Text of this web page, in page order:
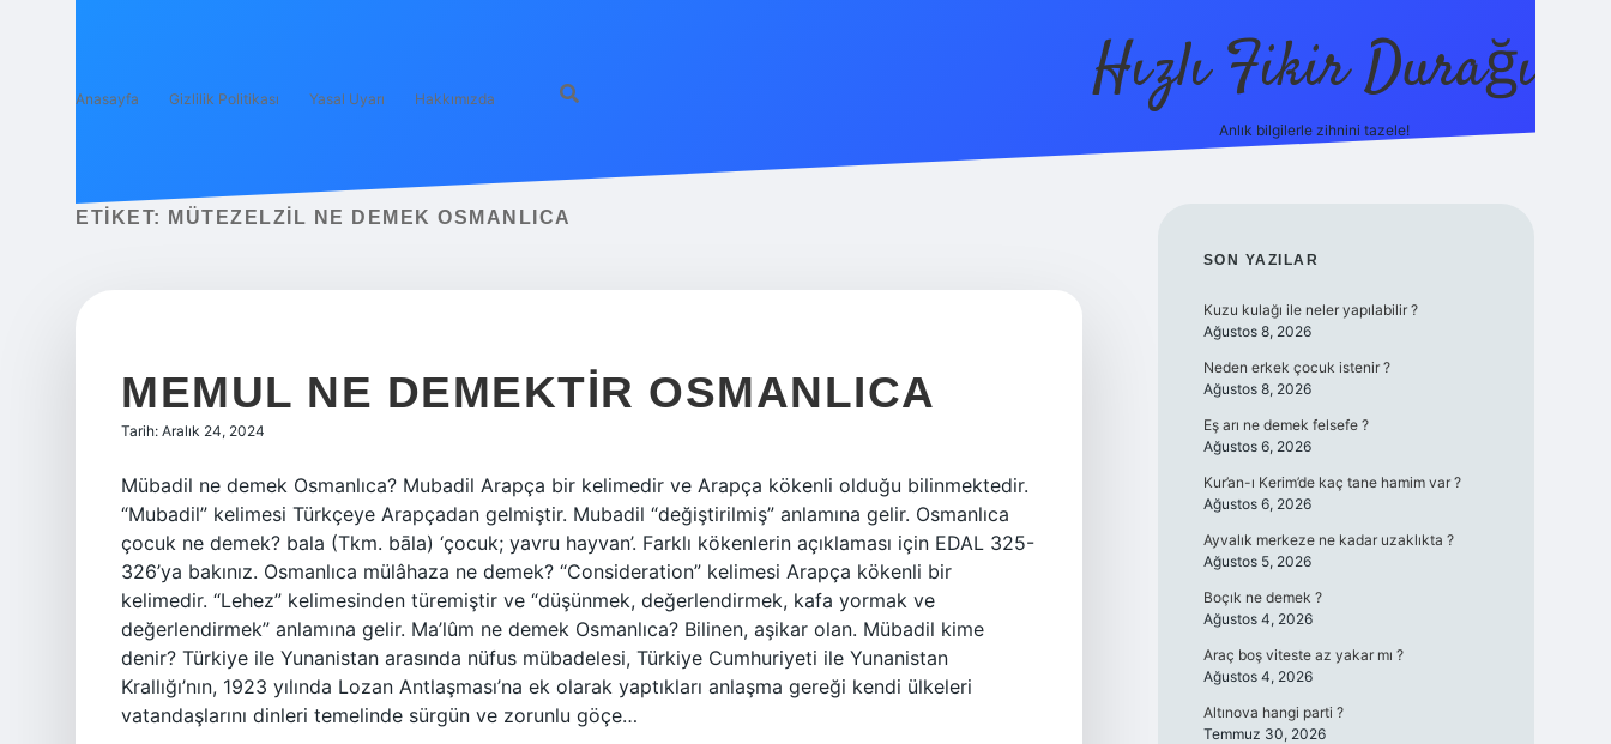
Anasayfa Gizlilik Politikası Yasal Uyarı Hakkımızda Hızlı Fikir Durağı
Anlık bilgilerle zihnini tazele!
ETIKET: MÜTEZELZIL NE DEMEK OSMANLICA
MEMUL NE DEMEKTIR OSMANLICA
Tarih: Aralık 24, 2024
Mübadil ne demek Osmanlıca? Mubadil Arapça bir kelimedir ve Arapça kökenli olduğu bilinmektedir.
“Mubadil” kelimesi Türkçeye Arapçadan gelmiştir. Mubadil “değiştirilmiş” anlamına gelir. Osmanlıca
çocuk ne demek? bala (Tkm. bāla) ‘çocuk; yavru hayvan’. Farklı kökenlerin açıklaması için EDAL 325-
326’ya bakınız. Osmanlıca mülâhaza ne demek? “Consideration” kelimesi Arapça kökenli bir
kelimedir. “Lehez” kelimesinden türemiştir ve “düşünmek, değerlendirmek, kafa yormak ve
değerlendirmek” anlamına gelir. Ma’lûm ne demek Osmanlıca? Bilinen, aşikar olan. Mübadil kime
denir? Türkiye ile Yunanistan arasında nüfus mübadelesi, Türkiye Cumhuriyeti ile Yunanistan
Krallığı’nın, 1923 yılında Lozan Antlaşması’na ek olarak yaptıkları anlaşma gereği kendi ülkeleri
vatandaşlarını dinleri temelinde sürgün ve zorunlu göçe…
SIDEBAR
SON YAZILAR
Kuzu kulağı ile neler yapılabilir ?
Ağustos 8, 2026
Neden erkek çocuk istenir ?
Ağustos 8, 2026
Eş arı ne demek felsefe ?
Ağustos 6, 2026
Kur’an-ı Kerim’de kaç tane hamim var ?
Ağustos 6, 2026
Ayvalık merkeze ne kadar uzaklıkta ?
Ağustos 5, 2026
Boçık ne demek ?
Ağustos 4, 2026
Araç boş viteste az yakar mı ?
Ağustos 4, 2026
Altınova hangi parti ?
Temmuz 30, 2026